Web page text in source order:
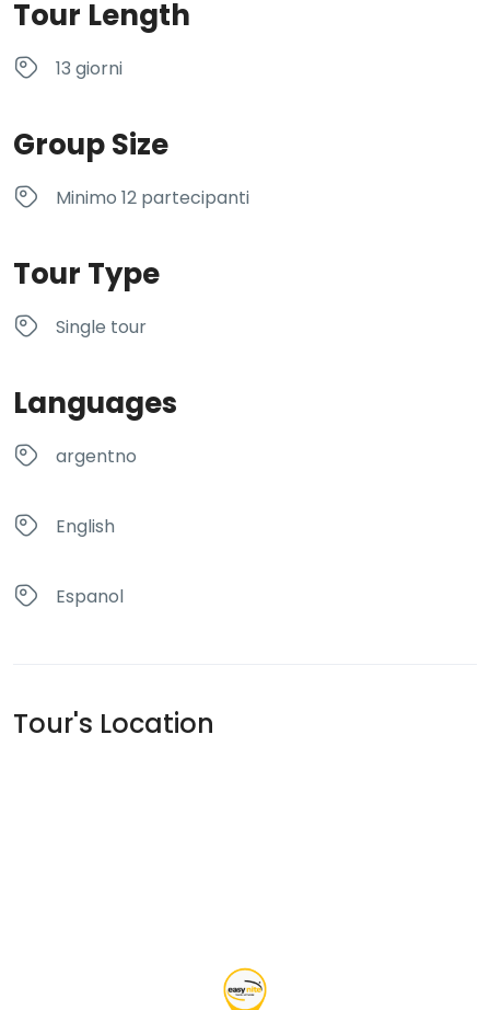
Tour Length
13 giorni
Group Size
Minimo 12 partecipanti
Tour Type
Single tour
Languages
argentno
English
Espanol
Tour's Location